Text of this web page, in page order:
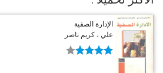
الإدارة الصفية
علي ، كريم ناصر